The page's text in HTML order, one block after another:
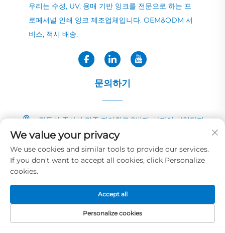
우리는 수성, UV, 용매 기반 잉크를 전문으로 하는 프
로페셔널 인쇄 잉크 제조업체입니다. OEM&ODM 서
비스, 적시 배송.
문의하기
광둥성 중산시 민중 자이칭로 2번지, 샤자이 산업단지
+86-13726040081
[email protected]
저작권 © 2025 화예 잉크&페인트 코.,LTD 소유 개인정보 보호정책
We value your privacy
We use cookies and similar tools to provide our services.
If you don't want to accept all cookies, click Personalize
cookies.
Personalize cookies
Accept all